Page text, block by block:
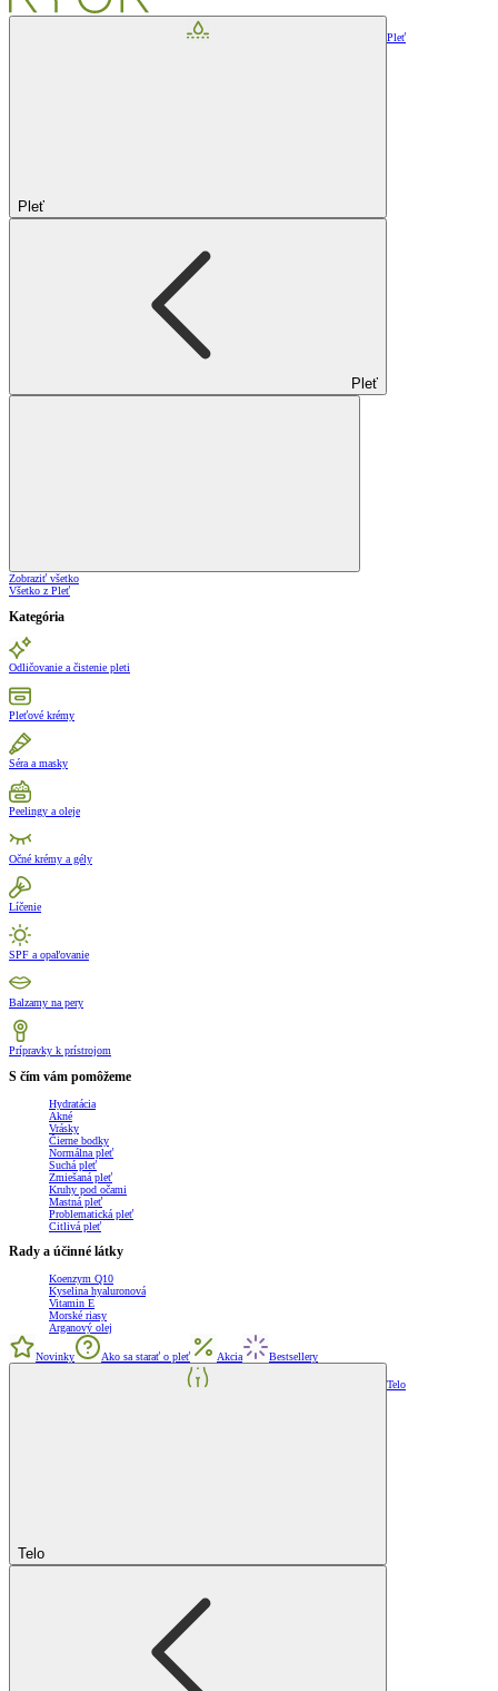
Pleť
Pleť
Pleť
Zobraziť všetko
Všetko z Pleť
Kategória
Odličovanie a čistenie pleti
Pleťové krémy
Séra a masky
Peelingy a oleje
Očné krémy a gély
Líčenie
SPF a opaľovanie
Balzamy na pery
Prípravky k prístrojom
S čím vám pomôžeme
Hydratácia
Akné
Vrásky
Čierne bodky
Normálna pleť
Suchá pleť
Zmiešaná pleť
Kruhy pod očami
Mastná pleť
Problematická pleť
Citlivá pleť
Rady a účinné látky
Koenzym Q10
Kyselina hyaluronová
Vitamin E
Morské riasy
Arganový olej
Novinky Ako sa starať o pleť Akcia Bestsellery
Telo
Telo